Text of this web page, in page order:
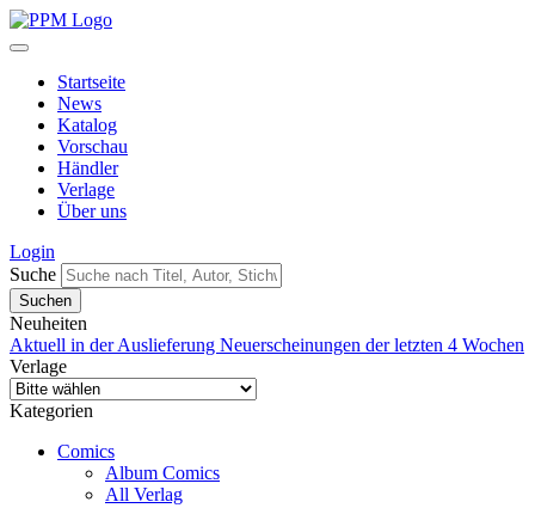
Startseite
News
Katalog
Vorschau
Händler
Verlage
Über uns
Login
Suche
Neuheiten
Aktuell in der Auslieferung Neuerscheinungen der letzten 4 Wochen
Verlage
Kategorien
Comics
Album Comics
All Verlag